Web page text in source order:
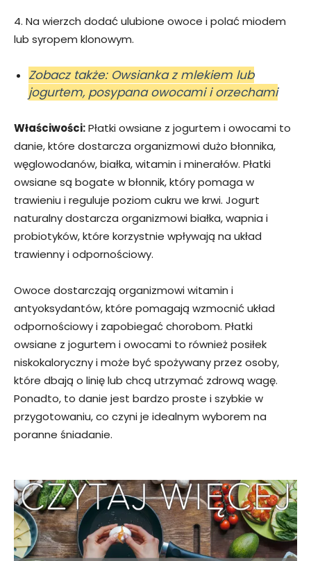
4. Na wierzch dodać ulubione owoce i polać miodem
lub syropem klonowym.
Zobacz także: Owsianka z mlekiem lub
jogurtem, posypana owocami i orzechami
Właściwości:Płatki owsiane z jogurtem i owocami to
danie, które dostarcza organizmowi dużo błonnika,
węglowodanów, białka, witamin i minerałów. Płatki
owsiane są bogate w błonnik, który pomaga w
trawieniu i reguluje poziom cukru we krwi. Jogurt
naturalny dostarcza organizmowi białka, wapnia i
probiotyków, które korzystnie wpływają na układ
trawienny i odpornościowy.
Owoce dostarczają organizmowi witamin i
antyoksydantów, które pomagają wzmocnić układ
odpornościowy i zapobiegać chorobom. Płatki
owsiane z jogurtem i owocami to również posiłek
niskokaloryczny i może być spożywany przez osoby,
które dbają o linię lub chcą utrzymać zdrową wagę.
Ponadto, to danie jest bardzo proste i szybkie w
przygotowaniu, co czyni je idealnym wyborem na
poranne śniadanie.